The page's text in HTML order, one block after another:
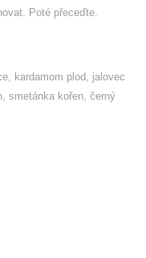
Poté přeceďte.
kardamom plod, jalovec
smetánka kořen, černý